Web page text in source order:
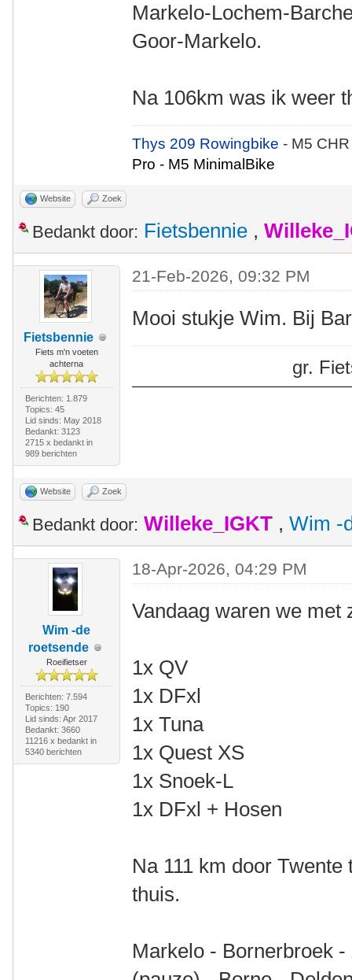
Markelo-Lochem-
Goor-Markelo.
Na 106km was ik weer
Thys 209 Rowingbike- M5
Pro - M5 MinimalBike
Website Zoek
Bedankt door: Fietsbennie ,
Fietsbennie
Fiets m'n voeten
achterna
Berichten: 1.879
Topics: 45
Lid sinds: May 2018
Bedankt: 3123
2715 x bedankt in
989 berichten
21-Feb-2026, 09:32 PM
Mooi stukje Wim. Bij
gr.
Website Zoek
Bedankt door: Willeke_IGKT , Wim -
Wim -de
roetsende
Roeifietser
Berichten: 7.594
Topics: 190
Lid sinds: Apr 2017
Bedankt: 3660
11216 x bedankt in
5340 berichten
18-Apr-2026, 04:29 PM
Vandaag waren we met
1x QV
1x DFxl
1x Tuna
1x Quest XS
1x Snoek-L
1x DFxl + Hosen
Na 111 km door
thuis.
Markelo - Bornerbroek